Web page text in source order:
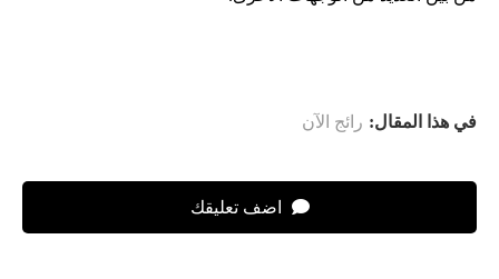
في هذا المقال: رائج الآن
اضف تعليقك